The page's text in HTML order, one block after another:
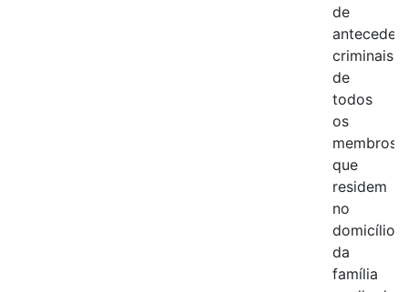
de
criminais
de
todos
os
membros
que
residem
no
domicílio
da
família